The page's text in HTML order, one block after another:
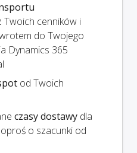
Twoich cenników i
do Twojego
Dynamics 365
od Twoich
czasy dostawy dla
o szacunki od